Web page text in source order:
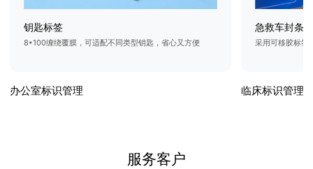
钥匙标签
8*100缠绕覆膜，可适配不同类型钥匙，省心又方便
办公室标识管理
急救车封条
采用可移胶标签
临床标识管理
服务客户